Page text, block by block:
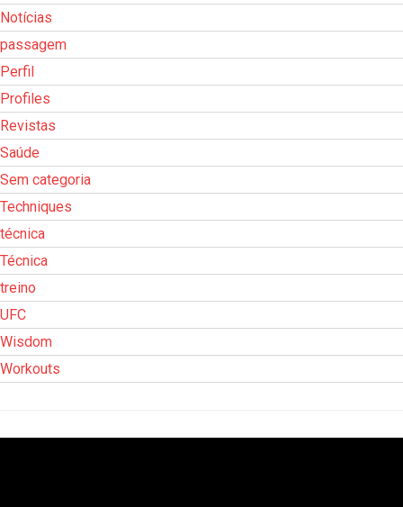
Notícias
passagem
Perfil
Profiles
Revistas
Saúde
Sem categoria
Techniques
técnica
Técnica
treino
UFC
Wisdom
Workouts